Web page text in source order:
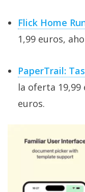
Flick Home
1,99 euros,
PaperTrail:
la oferta 19,99
euros.